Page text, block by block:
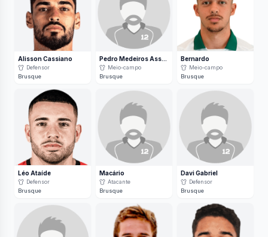
Alisson Cassiano
Defensor
Brusque
Pedro Medeiros Assunção
Meio-campo
Brusque
Bernardo
Meio-campo
Brusque
Léo Ataíde
Defensor
Brusque
Macário
Atacante
Brusque
Davi Gabriel
Defensor
Brusque